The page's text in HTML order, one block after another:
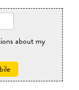
about my